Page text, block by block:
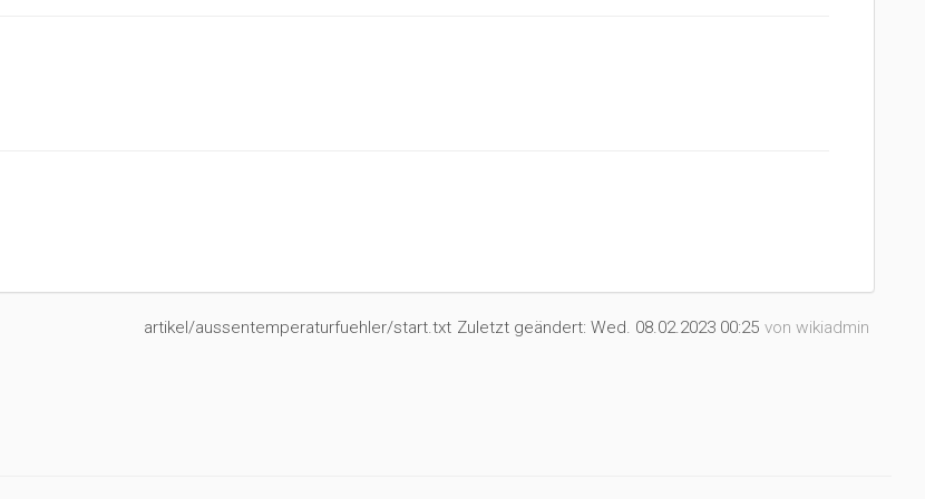
artikel/aussentemperaturfuehler/start.txt Zuletzt geändert: Wed. 08.02.2023 00:25 von wikiadmin